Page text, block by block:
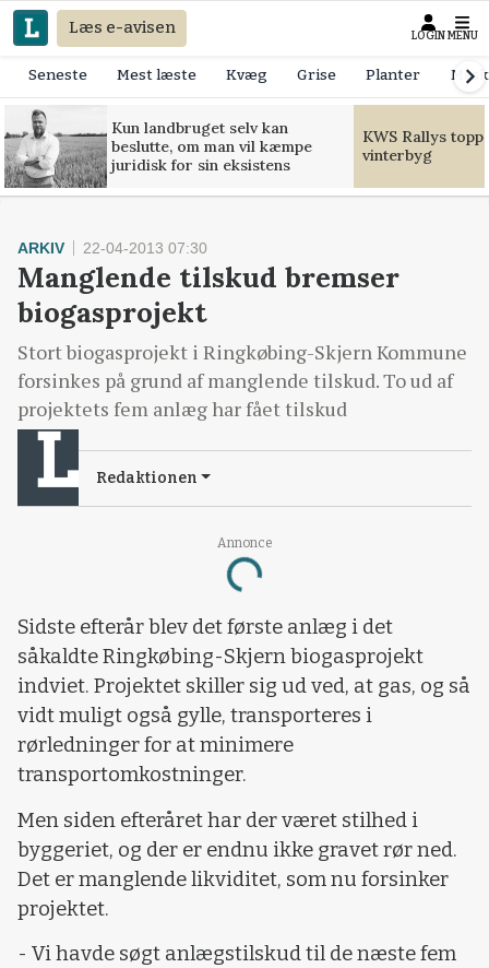
Læs e-avisen LOGIN MENU
Seneste Mest læste Kvæg Grise Planter
Kun landbruget selv kan
beslutte, om man vil kæmpe
juridisk for sin eksistens
KWS Rallys
vinterbyg
Annonce
Loading...
ARKIV 22-04-2013 07:30
Manglende tilskud bremser
biogasprojekt
Stort biogasprojekt i Ringkøbing-Skjern Kommune
forsinkes på grund af manglende tilskud. To ud af
projektets fem anlæg har fået tilskud
Redaktionen
Sidste efterår blev det første anlæg i det
såkaldte Ringkøbing-Skjern biogasprojekt
indviet. Projektet skiller sig ud ved, at gas, og så
vidt muligt også gylle, transporteres i
rørledninger for at minimere
transportomkostninger.
Men siden efteråret har der været stilhed i
byggeriet, og der er endnu ikke gravet rør ned.
Det er manglende likviditet, som nu forsinker
projektet.
- Vi havde søgt anlægstilskud til de næste fem